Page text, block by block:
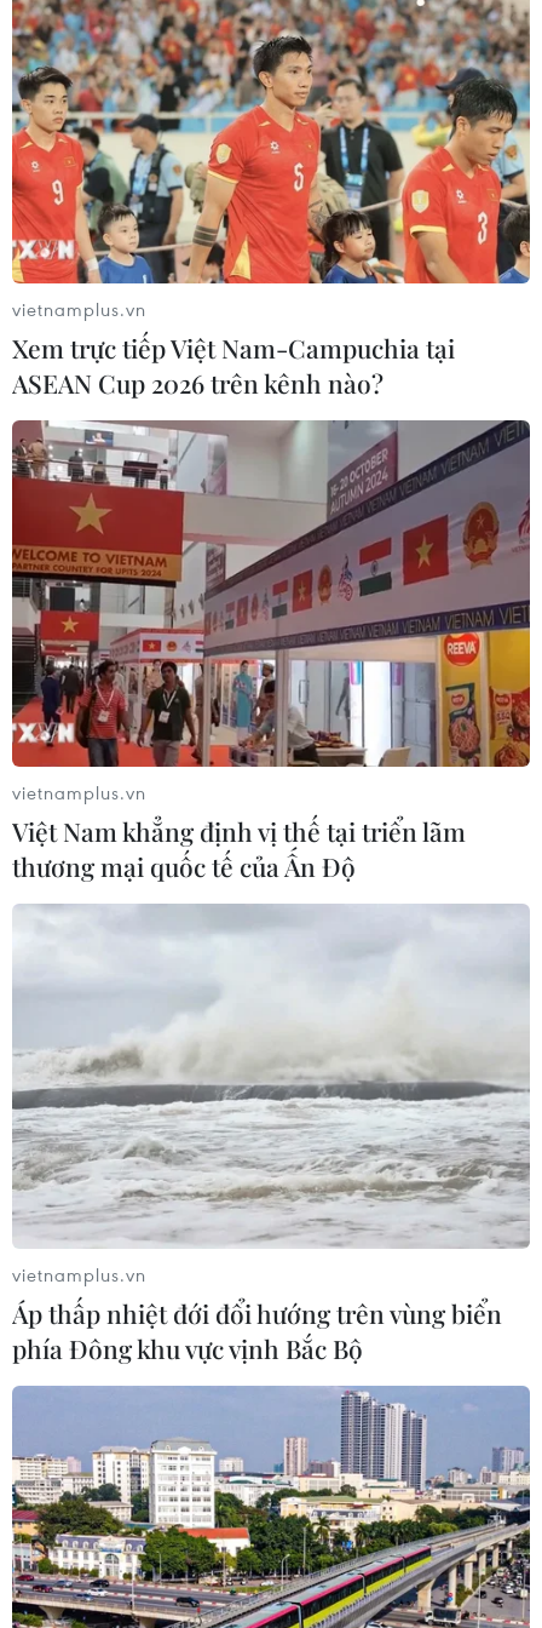
vietnamplus.vn
Xem trực tiếp Việt Nam-Campuchia tại
ASEAN Cup 2026 trên kênh nào?
vietnamplus.vn
Việt Nam khẳng định vị thế tại triển lãm
thương mại quốc tế của Ấn Độ
vietnamplus.vn
Áp thấp nhiệt đới đổi hướng trên vùng biển
phía Đông khu vực vịnh Bắc Bộ